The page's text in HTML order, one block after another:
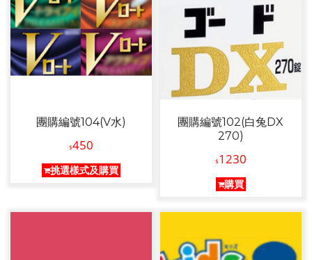
團購編號104(V水)
$450
挑選樣式及購買
團購編號102(白兔DX
270)
$1230
購買